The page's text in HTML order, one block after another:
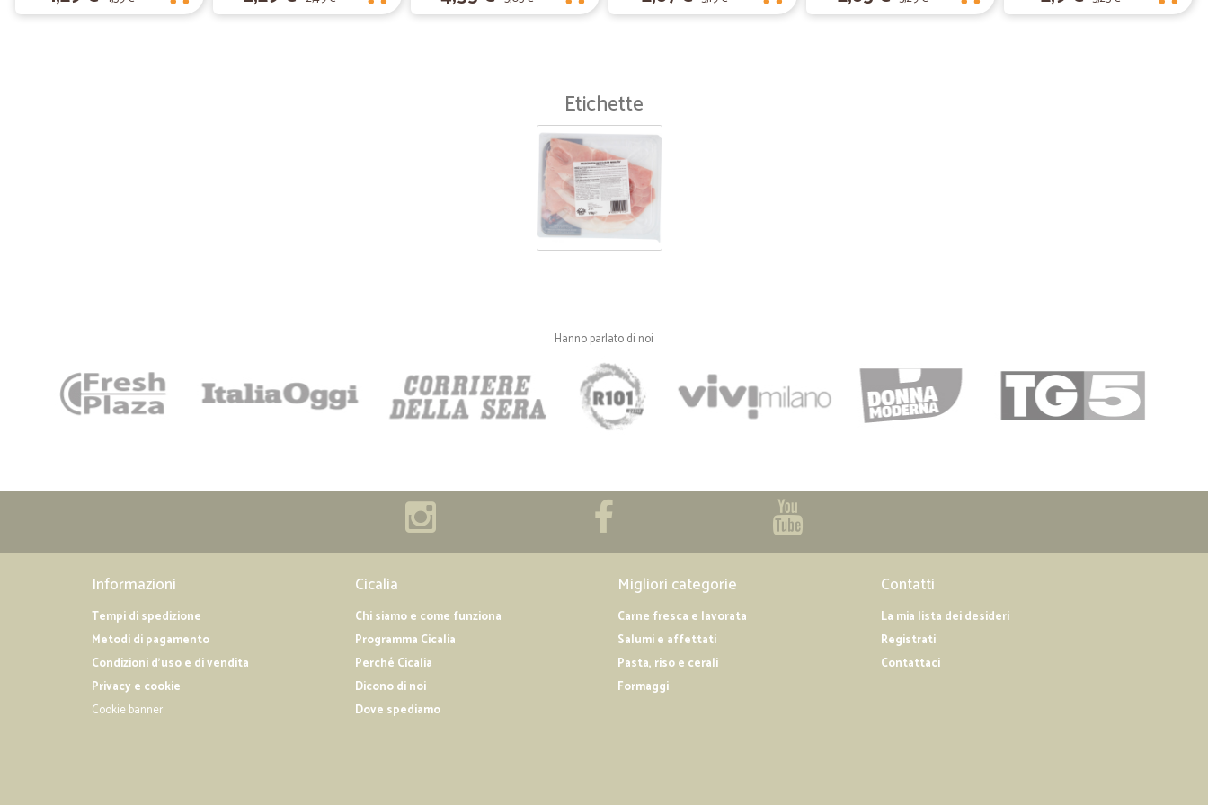
—Massimo M.
Consegna rapidissima. Merce delicata ben imballata e protetta. Scadenze delle merci
deperibili non vicine alla data di acquisto.
Etichette
Hanno parlato di noi
Informazioni
Tempi di spedizione
Metodi di pagamento
Condizioni d'uso e di vendita
Privacy e cookie
Cookie banner
Cicalia
Chi siamo e come funziona
Programma Cicalia
Perché Cicalia
Dicono di noi
Dove spediamo
Migliori categorie
Carne fresca e lavorata
Salumi e affettati
Pasta, riso e cerali
Formaggi
Contatti
La mia lista dei desideri
Registrati
Contattaci